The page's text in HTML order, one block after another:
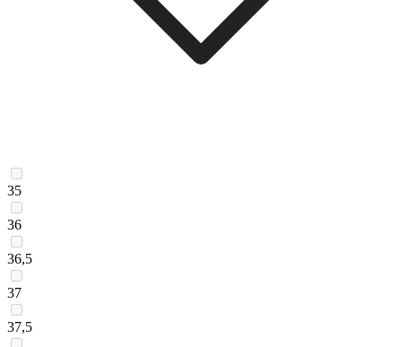
35
36
36,5
37
37,5